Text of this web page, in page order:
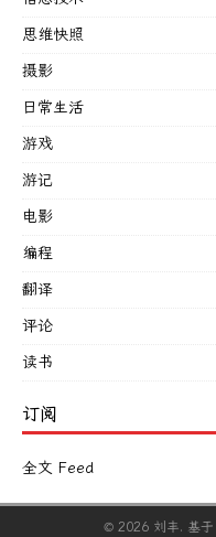
思维快照
摄影
日常生活
游戏
游记
电影
编程
翻译
评论
读书
订阅
全文 Feed
© 2026 刘丰. 基于